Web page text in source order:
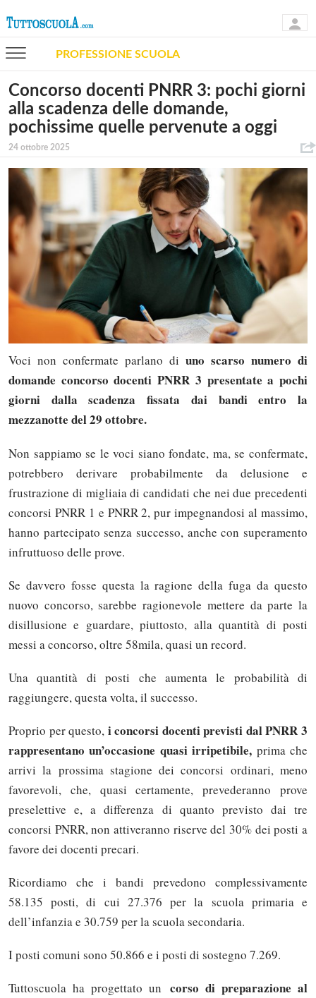
PROFESSIONE SCUOLA
Concorso docenti PNRR 3: pochi giorni
alla scadenza delle domande,
pochissime quelle pervenute a oggi
24 ottobre 2025
Voci non confermate parlano di uno scarso numero di
domande concorso docenti PNRR 3 presentate a pochi
giorni dalla scadenza fissata dai bandi entro la
mezzanotte del 29 ottobre.
Non sappiamo se le voci siano fondate, ma, se confermate,
potrebbero derivare probabilmente da delusione e
frustrazione di migliaia di candidati che nei due precedenti
concorsi PNRR 1 e PNRR 2, pur impegnandosi al massimo,
hanno partecipato senza successo, anche con superamento
infruttuoso delle prove.
Se davvero fosse questa la ragione della fuga da questo
nuovo concorso, sarebbe ragionevole mettere da parte la
disillusione e guardare, piuttosto, alla quantità di posti
messi a concorso, oltre 58mila, quasi un record.
Una quantità di posti che aumenta le probabilità di
raggiungere, questa volta, il successo.
Proprio per questo, i concorsi docenti previsti dal PNRR 3
rappresentano un’occasione quasi irripetibile, prima che
arrivi la prossima stagione dei concorsi ordinari, meno
favorevoli, che, quasi certamente, prevederanno prove
preselettive e, a differenza di quanto previsto dai tre
concorsi PNRR, non attiveranno riserve del 30% dei posti a
favore dei docenti precari.
Ricordiamo che i bandi prevedono complessivamente
58.135 posti, di cui 27.376 per la scuola primaria e
dell’infanzia e 30.759 per la scuola secondaria.
I posti comuni sono 50.866 e i posti di sostegno 7.269.
Tuttoscuola ha progettato un corso di preparazione al